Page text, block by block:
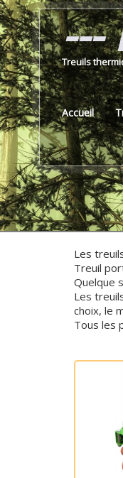
---
Treuils
Accueil
Les
Treuil
Quelque
Les
choix, le
Tous les